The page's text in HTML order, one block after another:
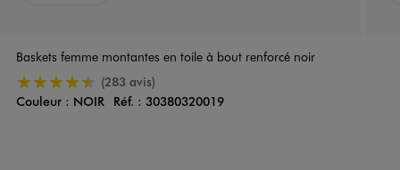
Baskets femme montantes en toile à bout renforcé noir
4.5/5 de moyenne
(283 avis)
Couleur
Couleur : NOIR Réf. : 30380320019